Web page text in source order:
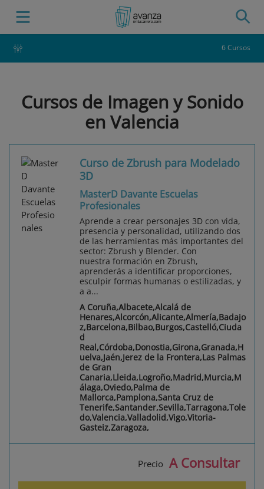
6 Cursos
Cursos de Imagen y Sonido
en Valencia
Curso de Zbrush para Modelado
3D
MasterD Davante Escuelas
Profesionales
Aprende a crear personajes 3D con vida,
presencia y personalidad, utilizando dos
de las herramientas más importantes del
sector: Zbrush y Blender. Con
nuestra formación en Zbrush,
aprenderás a identificar proporciones,
esculpir formas humanas o estilizadas, y
a a...
A Coruña,Albacete,Alcalá de
Henares,Alcorcón,Alicante,Almería,Badajo
z,Barcelona,Bilbao,Burgos,Castelló,Ciuda
d
Real,Córdoba,Donostia,Girona,Granada,H
uelva,Jaén,Jerez de la Frontera,Las Palmas
de Gran
Canaria,Lleida,Logroño,Madrid,Murcia,M
álaga,Oviedo,Palma de
Mallorca,Pamplona,Santa Cruz de
Tenerife,Santander,Sevilla,Tarragona,Tole
do,Valencia,Valladolid,Vigo,Vitoria-
Gasteiz,Zaragoza,
Precio A Consultar